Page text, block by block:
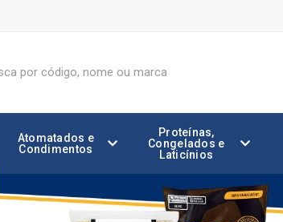
Atomatados e
Condimentos
Proteínas,
Congelados e
Laticínios